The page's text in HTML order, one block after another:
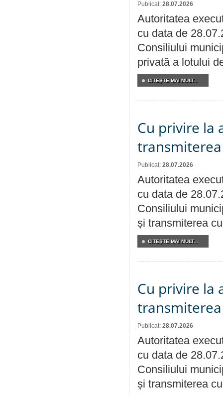
Publicat: 28.07.2026
Autoritatea
cu data de
Consiliului
privată a lotului
CITEŞTE MAI MULT...
Cu privire la
Publicat: 28.07.2026
Autoritatea
cu data de
Consiliului
și transmiterea
CITEŞTE MAI MULT...
Cu privire la
Publicat: 28.07.2026
Autoritatea
cu data de
Consiliului
și transmiterea